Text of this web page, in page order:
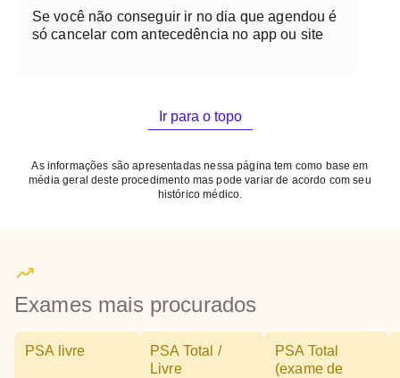
Se você não conseguir ir no dia que agendou é
só cancelar com antecedência no app ou site
Ir para o topo
As informações são apresentadas nessa página tem como base em
média geral deste procedimento mas pode variar de acordo com seu
histórico médico.
Exames mais procurados
PSA livre
PSA Total /
Livre
PSA Total
(exame de